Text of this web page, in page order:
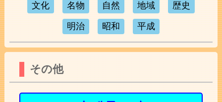
文化 名物 自然 地域 歴史
明治 昭和 平成
その他